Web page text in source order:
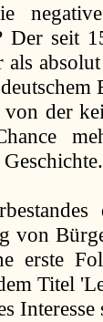
Der seit
von der
von
Titel
Interesse